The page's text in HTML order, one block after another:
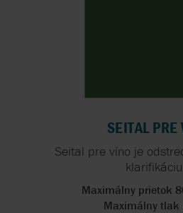
SEITAL PRE
Seital pre víno je
Maximálny prietok
Maximálny tlak